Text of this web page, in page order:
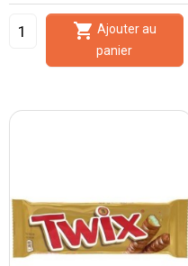

panier